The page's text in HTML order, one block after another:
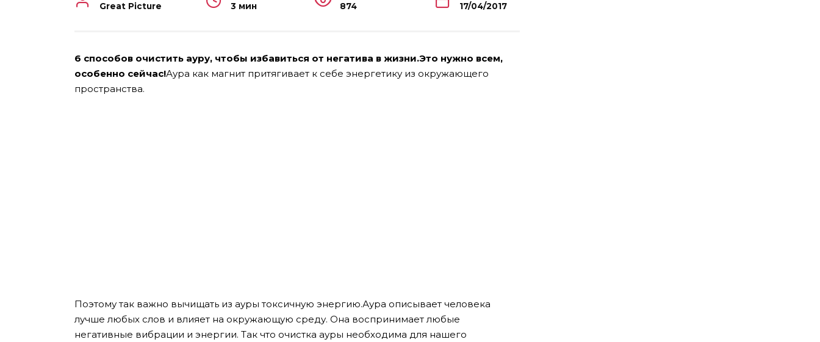
Great Picture 3 мин 874 17/04/2017
6 способов очистить ауру, чтобы избавиться от негатива в жизни.Это нужно всем,
особенно сейчас!Аура как магнит притягивает к себе энергетику из окружающего
пространства.
Поэтому так важно вычищать из ауры токсичную энергию.Аура описывает человека
лучше любых слов и влияет на окружающую среду. Она воспринимает любые
негативные вибрации и энергии. Так что очистка ауры необходима для нашего